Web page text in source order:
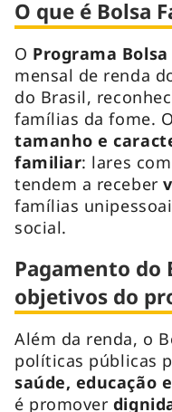
O que é Bolsa
O Programa
mensal de renda
do Brasil,
famílias da fome.
tamanho e
familiar: lares com
tendem a receber
famílias
social.
Pagamento do
objetivos do
Além da renda, o
políticas públicas
saúde, educação
é promover